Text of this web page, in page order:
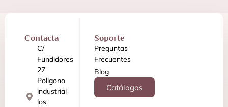
Contacta
C/
Fundidores
27
Poligono
industrial
los
Soporte
Preguntas
Frecuentes
Blog
Catálogos